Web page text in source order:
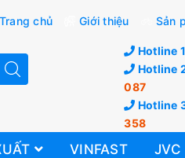
Trang chủ Giới thiệu Sản
Hotline
Hotline
087
Hotline
358
VINFAST JVC